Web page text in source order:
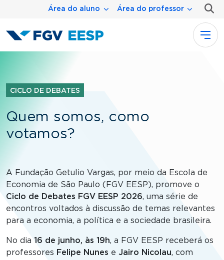
Pular para o conteúdo principal
Menu áreaÁrea do aluno Área do professor
CICLO DE DEBATES
Quem somos, como
votamos?
A Fundação Getulio Vargas, por meio da Escola de
Economia de São Paulo (FGV EESP), promove o
Ciclo de Debates FGV EESP 2026, uma série de
encontros voltados à discussão de temas relevantes
para a economia, a política e a sociedade brasileira.
No dia 16 de junho, às 19h, a FGV EESP receberá os
professores Felipe Nunes e Jairo Nicolau, com